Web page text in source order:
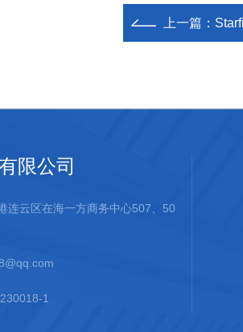
上一篇：
限公司
连云区在海一方商务中心507、50
1